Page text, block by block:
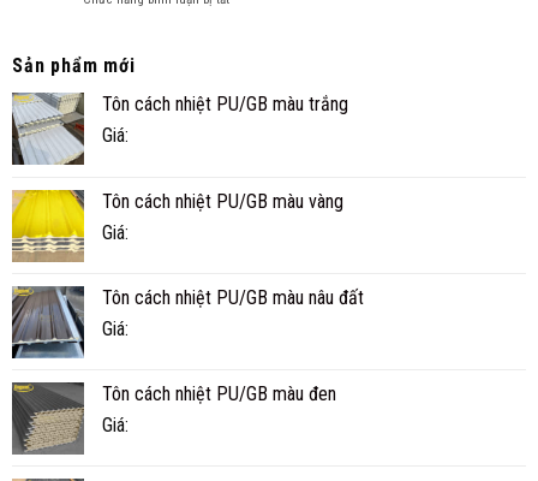
CÀ
KHÔNG?
BAO
Sản phẩm mới
Tôn cách nhiệt PU/GB màu trắng
Giá:
Tôn cách nhiệt PU/GB màu vàng
Giá:
Tôn cách nhiệt PU/GB màu nâu đất
Giá:
Tôn cách nhiệt PU/GB màu đen
Giá: